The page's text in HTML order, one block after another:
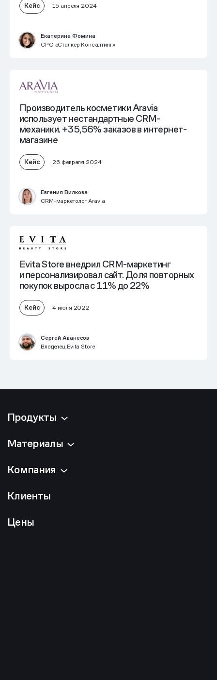
Кейс 15 апреля 2024
Екатерина Фомина
CPO «Сталкер Консалтинг»
Производитель косметики Aravia
использует нестандартные CRM-
механики. +35,56% заказов в интернет-
магазине
Кейс 26 февраля 2024
Евгения Вилкова
CRM-маркетолог Aravia
Evita Store внедрил CRM-маркетинг
и персонализировал сайт. Доля повторных
покупок выросла с 11% до 22%
Кейс 4 июля 2022
Сергей Аванесов
Владелец Evita Store
Продукты
Материалы
Компания
Клиенты
Цены